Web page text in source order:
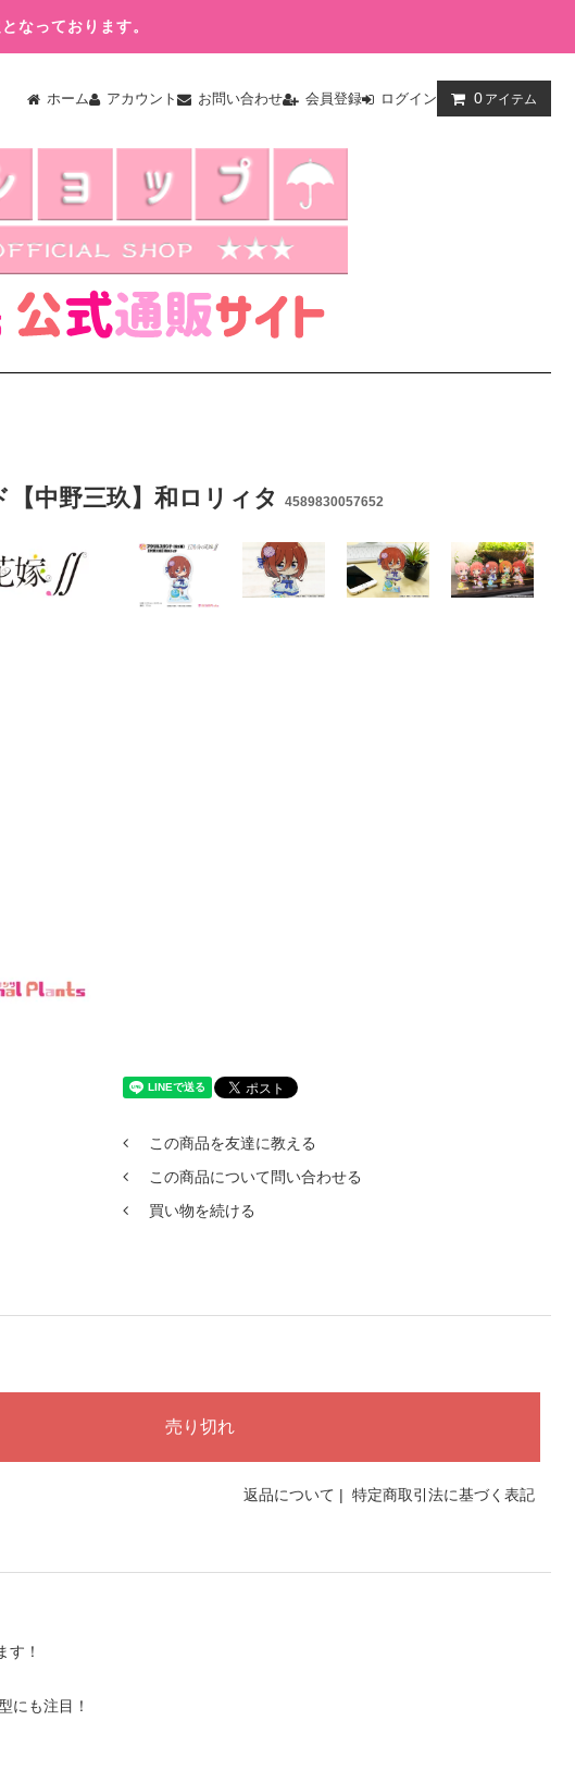
なっております。
ホーム アカウント お問い合わせ 会員登録 ログイン 0 アイテム
中野三玖】和ロリィタ 4589830057652
この商品を友達に教える
この商品について問い合わせる
買い物を続ける
返品について | 特定商取引法に基づく表記
す！
にも注目！